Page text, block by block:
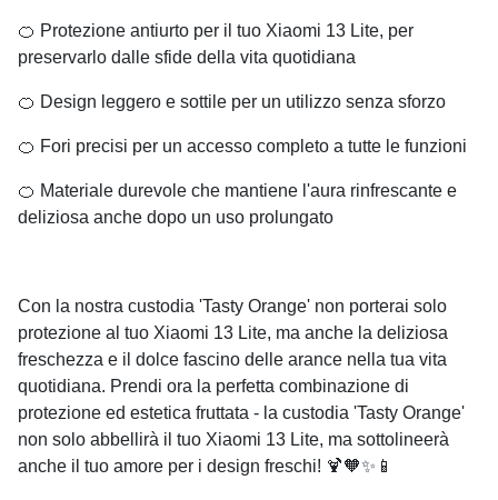
🍊 Protezione antiurto per il tuo Xiaomi 13 Lite, per
preservarlo dalle sfide della vita quotidiana
🍊 Design leggero e sottile per un utilizzo senza sforzo
🍊 Fori precisi per un accesso completo a tutte le funzioni
🍊 Materiale durevole che mantiene l'aura rinfrescante e
deliziosa anche dopo un uso prolungato
Con la nostra custodia 'Tasty Orange' non porterai solo
protezione al tuo Xiaomi 13 Lite, ma anche la deliziosa
freschezza e il dolce fascino delle arance nella tua vita
quotidiana. Prendi ora la perfetta combinazione di
protezione ed estetica fruttata - la custodia 'Tasty Orange'
non solo abbellirà il tuo Xiaomi 13 Lite, ma sottolineerà
anche il tuo amore per i design freschi! 🍹🧡✨📱